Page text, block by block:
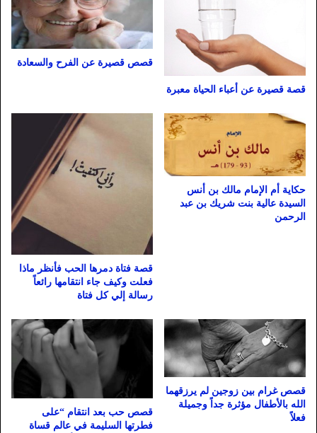
قصة قصيرة عن أعباء الحياة معبرة
قصص قصيرة عن الفرح والسعادة
حكاية أم الإمام مالك بن أنس
السيدة عالية بنت شريك بن عبد
الرحمن
قصة فتاة دمرها الحب فأنظر ماذا
فعلت وكيف جاء انتقامها رائعاً
رسالة إلي كل فتاة
قصص غرام بين زوجين لم يرزقهما
الله بالأطفال مؤثرة جداً وجميلة
فعلاً
قصص حب بعد انتقام “على
فطرتها السليمة في عالم قساة